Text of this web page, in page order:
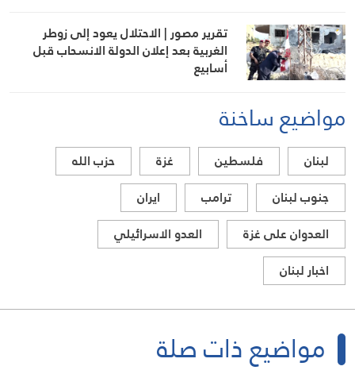
تقرير مصور | الاحتلال يعود إلى زوطر
الغربية بعد إعلان الدولة الانسحاب قبل
أسابيع
مواضيع ساخنة
لبنان فلسطين غزة
حزب الله
جنوب لبنان
ترامب
ايران
العدوان على غزة
العدو الاسرائيلي
اخبار لبنان
مواضيع ذات صلة